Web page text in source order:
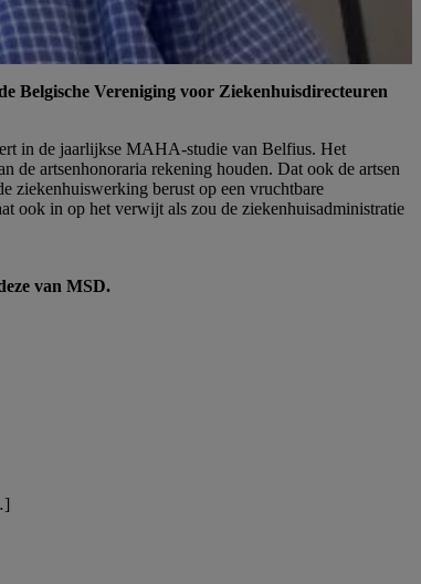
Belgische Vereniging voor Ziekenhuisdirecteuren
in de jaarlijkse MAHA-studie van Belfius. Het
artsenhonoraria rekening houden. Dat ook de artsen
ziekenhuiswerking berust op een vruchtbare
ook in op het verwijt als zou de ziekenhuisadministratie
van MSD.